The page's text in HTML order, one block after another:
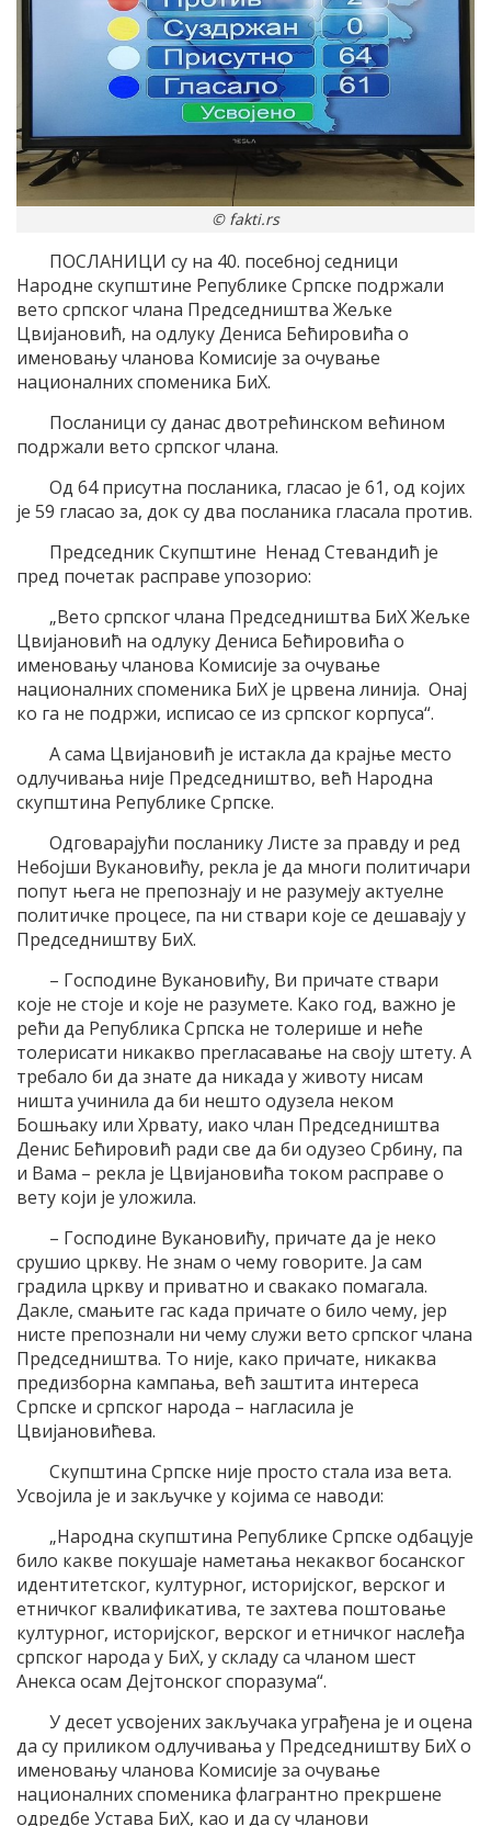
© fakti.rs
ПОСЛАНИЦИ су на 40. посебној седници
Народне скупштине Републике Српске подржали
вето српског члана Председништва Жељке
Цвијановић, на одлуку Дениса Бећировића о
именовању чланова Комисије за очување
националних споменика БиХ.
Посланици су данас двотрећинском већином
подржали вето српског члана.
Од 64 присутна посланика, гласао је 61, од којих
је 59 гласао за, док су два посланика гласала против.
Председник Скупштине Ненад Стевандић је
пред почетак расправе упозорио:
„Вето српског члана Председништва БиХ Жељке
Цвијановић на одлуку Дениса Бећировића о
именовању чланова Комисије за очување
националних споменика БиХ је црвена линија. Онај
ко га не подржи, исписао се из српског корпуса“.
А сама Цвијановић је истакла да крајње место
одлучивања није Председништво, већ Народна
скупштина Републике Српске.
Одговарајући посланику Листе за правду и ред
Небојши Вукановићу, рекла је да многи политичари
попут њега не препознају и не разумеју актуелне
политичке процесе, па ни ствари које се дешавају у
Председништву БиХ.
– Господине Вукановићу, Ви причате ствари
које не стоје и које не разумете. Како год, важно је
рећи да Република Српска не толерише и неће
толерисати никакво прегласавање на своју штету. А
требало би да знате да никада у животу нисам
ништа учинила да би нешто одузела неком
Бошњаку или Хрвату, иако члан Председништва
Денис Бећировић ради све да би одузео Србину, па
и Вама – рекла је Цвијановића током расправе о
вету који је уложила.
– Господине Вукановићу, причате да је неко
срушио цркву. Не знам о чему говорите. Ја сам
градила цркву и приватно и свакако помагала.
Дакле, смањите гас када причате о било чему, јер
нисте препознали ни чему служи вето српског члана
Председништва. То није, како причате, никаква
предизборна кампања, већ заштита интереса
Српске и српског народа – нагласила је
Цвијановићева.
Скупштина Српске није просто стала иза вета.
Усвојила је и закључке у којима се наводи:
„Народна скупштина Републике Српске одбацује
било какве покушаје наметања некаквог босанског
идентитетског, културног, историјског, верског и
етничког квалификатива, те захтева поштовање
културног, историјског, верског и етничког наслеђа
српског народа у БиХ, у складу са чланом шест
Анекса осам Дејтонског споразума“.
У десет усвојених закључака уграђена је и оцена
да су приликом одлучивања у Председништву БиХ о
именовању чланова Комисије за очување
националних споменика флагрантно прекршене
одредбе Устава БиХ, као и да су чланови